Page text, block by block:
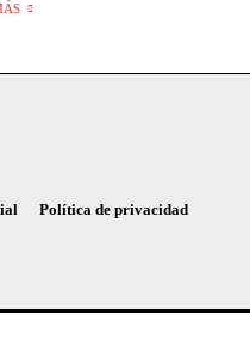
Política de privacidad